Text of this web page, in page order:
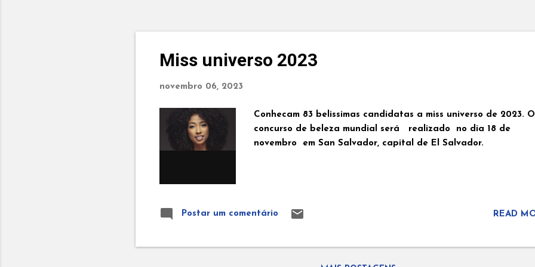
Miss universo 2023
novembro 06, 2023
Conhecam 83 belissimas candidatas a miss universo de 2023. O
concurso de beleza mundial será realizado no dia 18 de
novembro em San Salvador, capital de El Salvador.
Postar um comentário READ